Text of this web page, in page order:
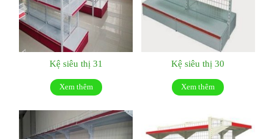
Kệ siêu thị 31
Xem thêm
Kệ siêu thị 30
Xem thêm